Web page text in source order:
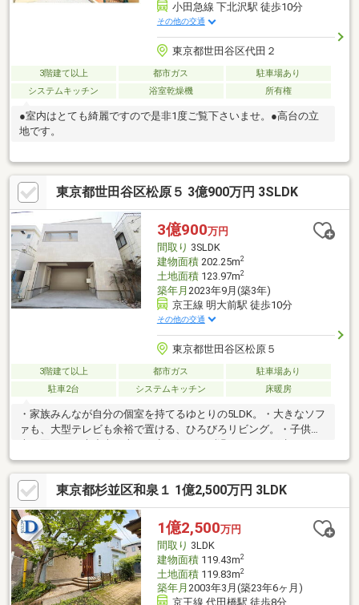
小田急線 下北沢駅 徒歩10分
その他の交通
東京都世田谷区代田２
3階建て以上 都市ガス
駐車場あり
システムキッチン
浴室乾燥機 所有権
●室内はとても綺麗ですので是非1度ご覧下さいませ。●高台の立
地です。
東京都世田谷区松原５ 3億900万円 3SLDK
3億900万円
間取り 3SLDK
建物面積202.25m2
土地面積123.97m2
築年月 2023年9月(築3年)
京王線 明大前駅 徒歩10分
その他の交通
東京都世田谷区松原５
3階建て以上 都市ガス
駐車場あり
駐車2台
システムキッチン 床暖房
・家族みんなが自分の個室を持てるゆとりの5LDK。・大きなソフ
ァも、大型テレビも余裕で置ける、ひろびろリビング。・子供が
走り回っても大丈夫。上下の音も気にせず過ごせる一戸建て。・
友達をたくさん呼びたくなる、自慢したくなるほどの「邸宅」
感。
東京都杉並区和泉１ 1億2,500万円 3LDK
1億2,500万円
間取り 3LDK
建物面積119.43m2
土地面積119.83m2
築年月 2003年3月(築23年6ヶ月)
京王線 代田橋駅 徒歩8分